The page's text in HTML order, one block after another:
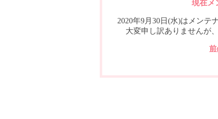
現在メ
2020年9月30日(水)はメンテ
大変申し訳ありませんが
前